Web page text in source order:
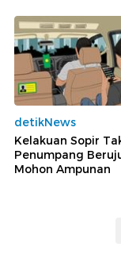
detikNews
Kelakuan Sopir
Penumpang
Mohon Ampunan